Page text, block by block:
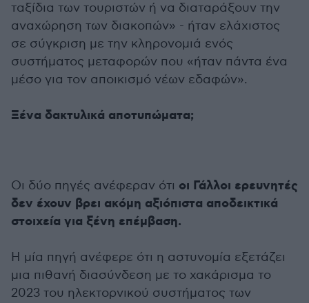
ταξίδια των τουριστών ή να διαταράξουν την
αναχώρηση των διακοπών» - ήταν ελάχιστος
σε σύγκριση με την κληρονομιά ενός
συστήματος μεταφορών που «ήταν πάντα ένα
μέσο για τον αποικισμό νέων εδαφών».
Ξένα δακτυλικά αποτυπώματα;
Οι δύο πηγές ανέφεραν ότι οι Γάλλοι ερευνητές
δεν έχουν βρει ακόμη αξιόπιστα αποδεικτικά
στοιχεία για ξένη επέμβαση.
Η μία πηγή ανέφερε ότι η αστυνομία εξετάζει
μια πιθανή διασύνδεση με το χακάρισμα το
2023 του ηλεκτορνικού συστήματος των